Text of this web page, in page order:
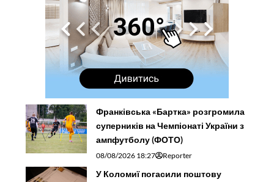
Франківська «Бартка» розгромила
суперників на Чемпіонаті України з
ампфутболу (ФОТО)
08/08/2026 18:27 Reporter
У Коломиї погасили поштову